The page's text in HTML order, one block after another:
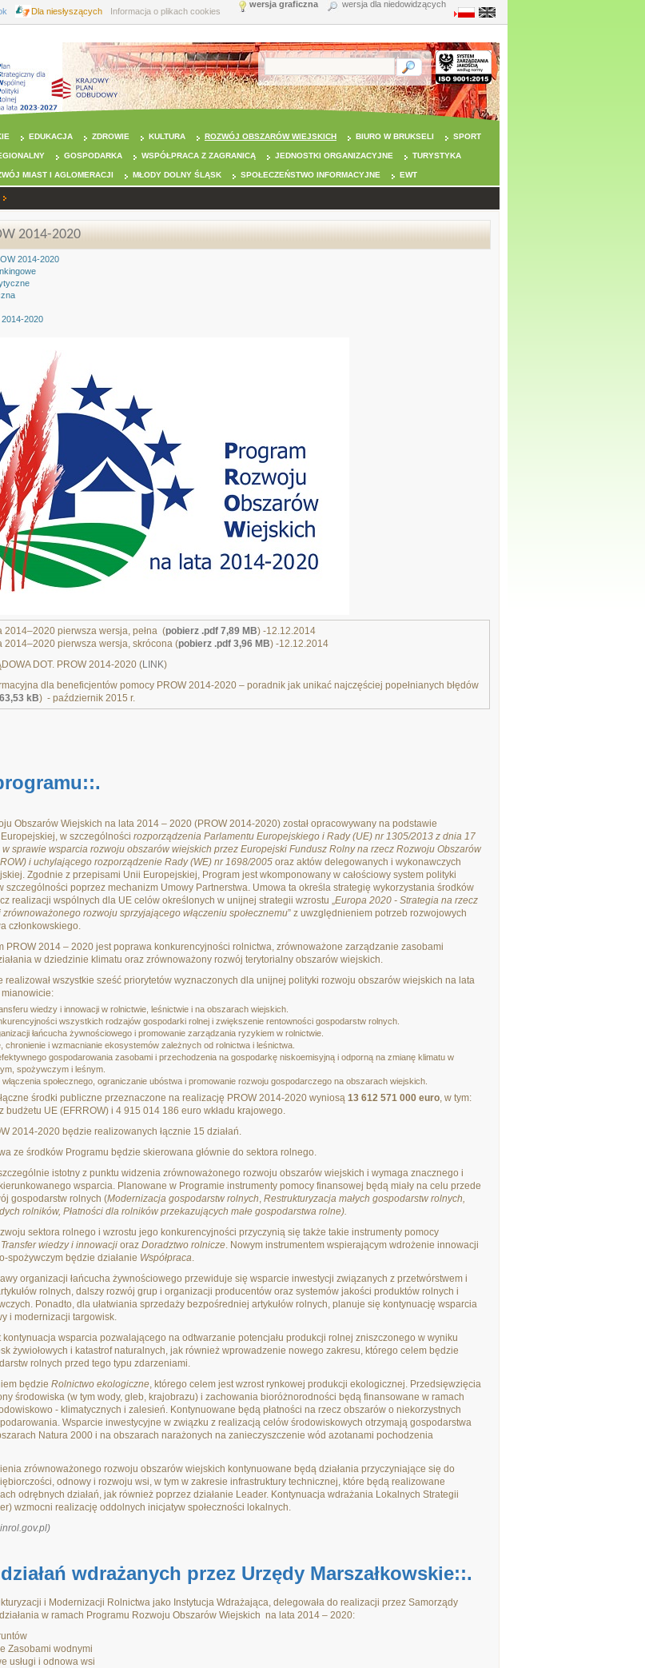
Dla niesłyszących Informacja o plikach cookies
wersja graficzna wersja dla niedowidzących
EDUKACJA ZDROWIE KULTURA ROZWÓJ OBSZARÓW WIEJSKICH BIURO W BRUKSELI SPORT
GOSPODARKA WSPÓŁPRACA Z ZAGRANICĄ JEDNOSTKI ORGANIZACYJNE TURYSTYKA
MIAST I AGLOMERACJI MŁODY DOLNY ŚLĄSK SPOŁECZEŃSTWO INFORMACYJNE EWT
2014-2020
2014-2020
2020
2014–2020 pierwsza wersja, pełna (pobierz .pdf 7,89 MB) -12.12.2014
2014–2020 pierwsza wersja, skrócona (pobierz .pdf 3,96 MB) -12.12.2014
DOT. PROW 2014-2020 (LINK)
dla beneficjentów pomocy PROW 2014-2020 – poradnik jak unikać najczęściej popełnianych błędów
kB) - październik 2015 r.
Obszarów Wiejskich na lata 2014 – 2020 (PROW 2014-2020) został opracowywany na podstawie
w szczególności rozporządzenia Parlamentu Europejskiego i Rady (UE) nr 1305/2013 z dnia 17
sprawie wsparcia rozwoju obszarów wiejskich przez Europejski Fundusz Rolny na rzecz Rozwoju Obszarów
i uchylającego rozporządzenie Rady (WE) nr 1698/2005 oraz aktów delegowanych i wykonawczych
Zgodnie z przepisami Unii Europejskiej, Program jest wkomponowany w całościowy system polityki
szczególności poprzez mechanizm Umowy Partnerstwa. Umowa ta określa strategię wykorzystania środków
realizacji wspólnych dla UE celów określonych w unijnej strategii wzrostu „Europa 2020 - Strategia na rzecz
rozwoju sprzyjającego włączeniu społecznemu” z uwzględnieniem potrzeb rozwojowych
członkowskiego.
PROW 2014 – 2020 jest poprawa konkurencyjności rolnictwa, zrównoważone zarządzanie zasobami
w dziedzinie klimatu oraz zrównoważony rozwój terytorialny obszarów wiejskich.
realizował wszystkie sześć priorytetów wyznaczonych dla unijnej polityki rozwoju obszarów wiejskich na lata
wiedzy i innowacji w rolnictwie, leśnictwie i na obszarach wiejskich.
wszystkich rodzajów gospodarki rolnej i zwiększenie rentowności gospodarstw rolnych.
łańcucha żywnościowego i promowanie zarządzania ryzykiem w rolnictwie.
chronienie i wzmacnianie ekosystemów zależnych od rolnictwa i leśnictwa.
gospodarowania zasobami i przechodzenia na gospodarkę niskoemisyjną i odporną na zmianę klimatu w
spożywczym i leśnym.
społecznego, ograniczanie ubóstwa i promowanie rozwoju gospodarczego na obszarach wiejskich.
środki publiczne przeznaczone na realizację PROW 2014-2020 wyniosą 13 612 571 000 euro, w tym:
budżetu UE (EFRROW) i 4 915 014 186 euro wkładu krajowego.
2014-2020 będzie realizowanych łącznie 15 działań.
ze środków Programu będzie skierowana głównie do sektora rolnego.
istotny z punktu widzenia zrównoważonego rozwoju obszarów wiejskich i wymaga znacznego i
wsparcia. Planowane w Programie instrumenty pomocy finansowej będą miały na celu przede
gospodarstw rolnych (Modernizacja gospodarstw rolnych, Restrukturyzacja małych gospodarstw rolnych,
rolników, Płatności dla rolników przekazujących małe gospodarstwa rolne).
sektora rolnego i wzrostu jego konkurencyjności przyczynią się także takie instrumenty pomocy
Transfer wiedzy i innowacji oraz Doradztwo rolnicze. Nowym instrumentem wspierającym wdrożenie innowacji
spożywczym będzie działanie Współpraca.
organizacji łańcucha żywnościowego przewiduje się wsparcie inwestycji związanych z przetwórstwem i
rolnych, dalszy rozwój grup i organizacji producentów oraz systemów jakości produktów rolnych i
Ponadto, dla ułatwiania sprzedaży bezpośredniej artykułów rolnych, planuje się kontynuację wsparcia
i modernizacji targowisk.
kontynuacja wsparcia pozwalającego na odtwarzanie potencjału produkcji rolnej zniszczonego w wyniku
żywiołowych i katastrof naturalnych, jak również wprowadzenie nowego zakresu, którego celem będzie
rolnych przed tego typu zdarzeniami.
będzie Rolnictwo ekologiczne, którego celem jest wzrost rynkowej produkcji ekologicznej. Przedsięwzięcia
środowiska (w tym wody, gleb, krajobrazu) i zachowania bioróżnorodności będą finansowane w ramach
- klimatycznych i zalesień. Kontynuowane będą płatności na rzecz obszarów o niekorzystnych
Wsparcie inwestycyjne w związku z realizacją celów środowiskowych otrzymają gospodarstwa
Natura 2000 i na obszarach narażonych na zanieczyszczenie wód azotanami pochodzenia
zrównoważonego rozwoju obszarów wiejskich kontynuowane będą działania przyczyniające się do
odnowy i rozwoju wsi, w tym w zakresie infrastruktury technicznej, które będą realizowane
odrębnych działań, jak również poprzez działanie Leader. Kontynuacja wdrażania Lokalnych Strategii
wzmocni realizację oddolnych inicjatyw społeczności lokalnych.
wdrażanych przez Urzędy Marszałkowskie::.
i Modernizacji Rolnictwa jako Instytucja Wdrażająca, delegowała do realizacji przez Samorządy
w ramach Programu Rozwoju Obszarów Wiejskich na lata 2014 – 2020:
Zasobami wodnymi
usługi i odnowa wsi